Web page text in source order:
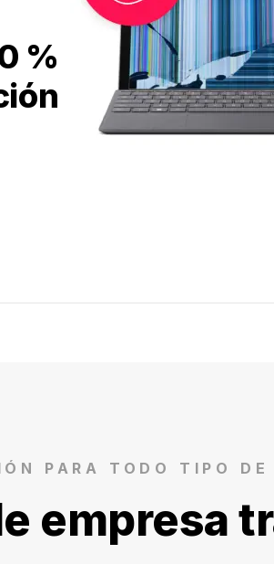
%
PARA TODO TIPO DE
empresa